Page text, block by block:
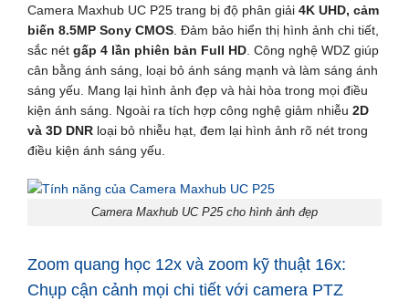
Camera Maxhub UC P25 trang bị độ phân giải 4K UHD, cảm
biến 8.5MP Sony CMOS . Đảm bảo hiển thị hình ảnh chi tiết,
sắc nét gấp 4 lần phiên bản Full HD . Công nghệ WDZ giúp
cân bằng ánh sáng, loại bỏ ánh sáng mạnh và làm sáng ánh
sáng yếu. Mang lại hình ảnh đẹp và hài hòa trong mọi điều
kiện ánh sáng. Ngoài ra tích hợp công nghệ giảm nhiễu 2D
và 3D DNR loại bỏ nhiễu hạt, đem lại hình ảnh rõ nét trong
điều kiện ánh sáng yếu.
Camera Maxhub UC P25 cho hình ảnh đẹp
Zoom quang học 12x và zoom kỹ thuật 16x:
Chụp cận cảnh mọi chi tiết với camera PTZ